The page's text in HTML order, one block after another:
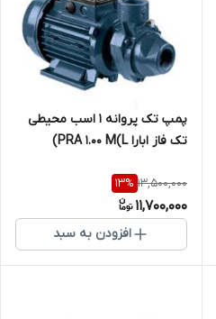
پمپ تک پروانه 1 اسب محیطی
تک فاز ابارا PRA 1.00 M(L)
13,500,000
13%
11,700,000
افزودن به سبد